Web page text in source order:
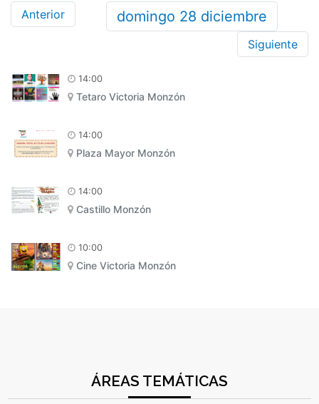
Anterior domingo 28 diciembre
Siguiente
14:00
Tetaro Victoria Monzón
14:00
Plaza Mayor Monzón
14:00
Castillo Monzón
10:00
Cine Victoria Monzón
ÁREAS TEMÁTICAS